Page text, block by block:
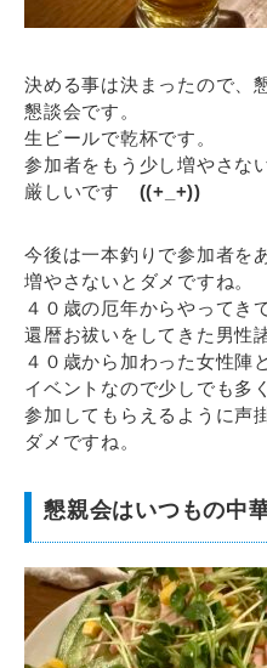
決める事は決まったので、
懇談会です。
生ビールで乾杯です。
参加者をもう少し増やさな
厳しいです ((+_+))
今後は一本釣りで参加者を
増やさないとダメですね。
４０歳の厄年からやってき
還暦お祓いをしてきた男性
４０歳から加わった女性陣
イベントなので少しでも多
参加してもらえるように声
ダメですね。
懇親会はいつもの中